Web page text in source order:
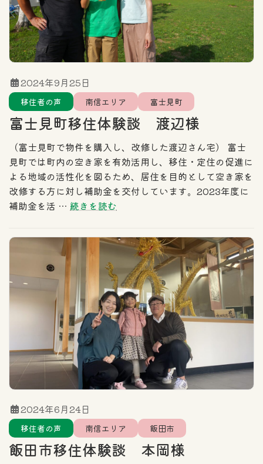
移住者の声 南信エリア 富士見町
富士見町移住体験談 渡辺様
2024年9月25日
（富士見町で物件を購入し、改修した渡辺さん宅） 富士
見町では町内の空き家を有効活用し、移住・定住の促進に
よる地域の活性化を図るため、居住を目的として空き家を
改修する方に対し補助金を交付しています。2023年度に
補助金を活 … 続きを読む
移住者の声 南信エリア 飯田市
飯田市移住体験談 本岡様
2024年6月24日